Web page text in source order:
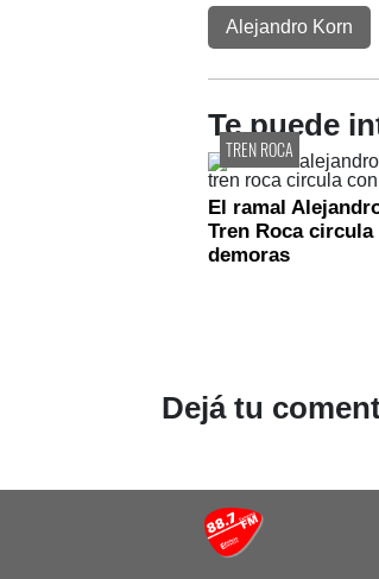
Alejandro Korn
Te puede
TREN ROCA
El ramal
Tren Roca circula
demoras
Dejá tu